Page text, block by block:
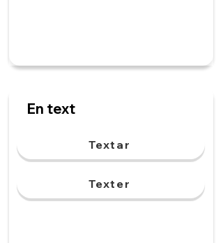
En text
Textar
Texter